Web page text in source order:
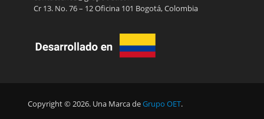
Cr 13. No. 76 – 12 Oficina 101 Bogotá, Colombia
Copyright © 2026. Una Marca deGrupo OET.